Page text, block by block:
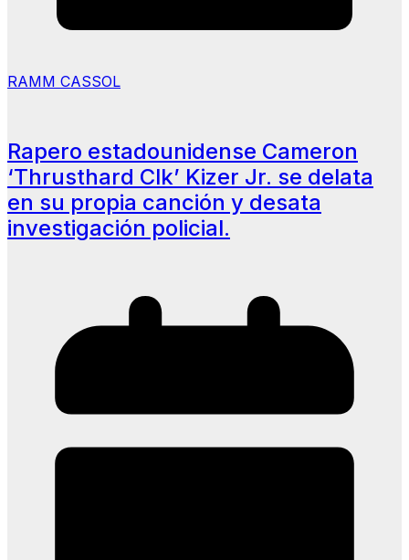
RAMM CASSOL
Rapero estadounidense Cameron
‘Thrusthard Clk’ Kizer Jr. se delata
en su propia canción y desata
investigación policial.